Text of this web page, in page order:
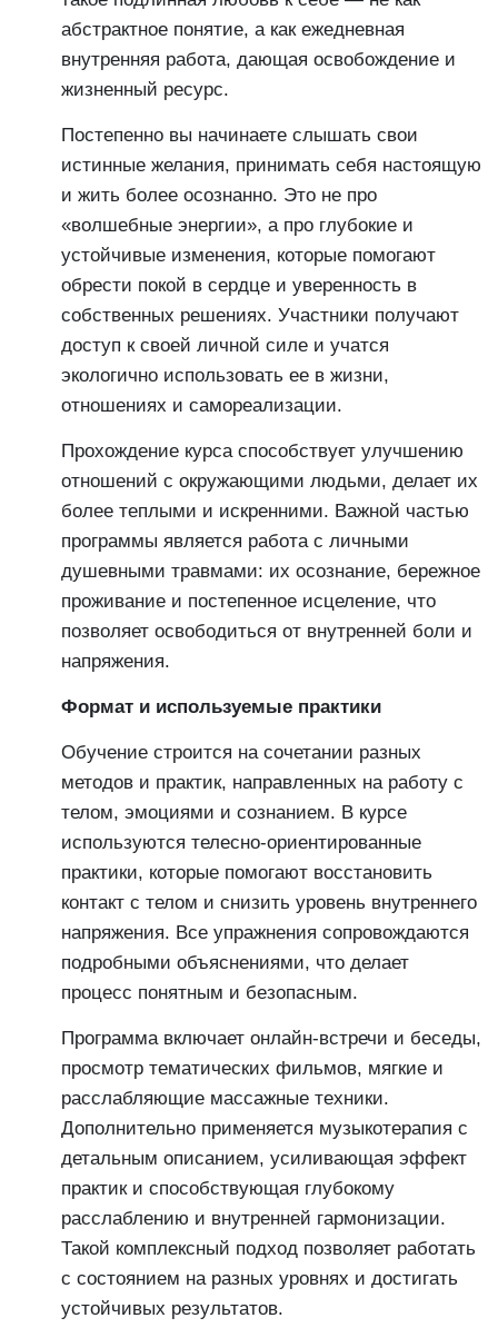
абстрактное понятие, а как ежедневная
внутренняя работа, дающая освобождение и
жизненный ресурс.
Постепенно вы начинаете слышать свои
истинные желания, принимать себя настоящую
и жить более осознанно. Это не про
«волшебные энергии», а про глубокие и
устойчивые изменения, которые помогают
обрести покой в сердце и уверенность в
собственных решениях. Участники получают
доступ к своей личной силе и учатся
экологично использовать ее в жизни,
отношениях и самореализации.
Прохождение курса способствует улучшению
отношений с окружающими людьми, делает их
более теплыми и искренними. Важной частью
программы является работа с личными
душевными травмами: их осознание, бережное
проживание и постепенное исцеление, что
позволяет освободиться от внутренней боли и
напряжения.
Формат и используемые практики
Обучение строится на сочетании разных
методов и практик, направленных на работу с
телом, эмоциями и сознанием. В курсе
используются телесно-ориентированные
практики, которые помогают восстановить
контакт с телом и снизить уровень внутреннего
напряжения. Все упражнения сопровождаются
подробными объяснениями, что делает
процесс понятным и безопасным.
Программа включает онлайн-встречи и беседы,
просмотр тематических фильмов, мягкие и
расслабляющие массажные техники.
Дополнительно применяется музыкотерапия с
детальным описанием, усиливающая эффект
практик и способствующая глубокому
расслаблению и внутренней гармонизации.
Такой комплексный подход позволяет работать
с состоянием на разных уровнях и достигать
устойчивых результатов.